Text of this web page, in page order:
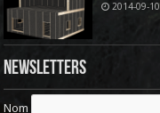
2014-09-10
Newsletters
Nom